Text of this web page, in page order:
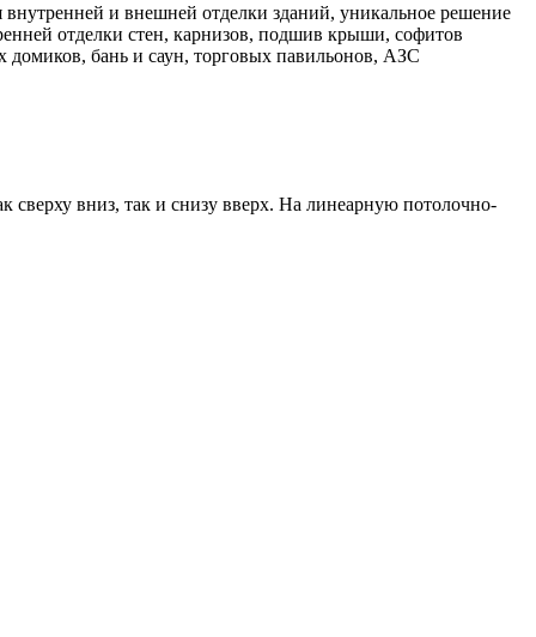
и внешней отделки зданий, уникальное решение
отделки стен, карнизов, подшив крыши, софитов
домиков, бань и саун, торговых павильонов, АЗС
вниз, так и снизу вверх. На линеарную потолочно-